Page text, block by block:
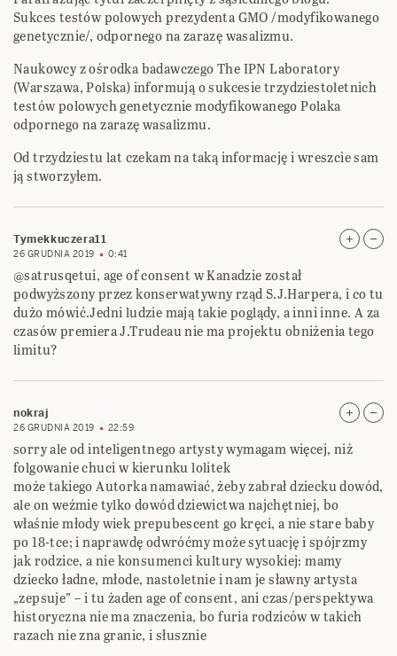
Sukces testów polowych prezydenta GMO /modyfikowanego
genetycznie/, odpornego na zarazę wasalizmu.
Naukowcy z ośrodka badawczego The IPN Laboratory
(Warszawa, Polska) informują o sukcesie trzydziestoletnich
testów polowych genetycznie modyfikowanego Polaka
odpornego na zarazę wasalizmu.
Od trzydziestu lat czekam na taką informację i wreszcie sam
ją stworzyłem.
Tymekkuczera11
26 GRUDNIA 2019 0:41
@satrusqetui, age of consent w Kanadzie został
podwyższony przez konserwatywny rząd S.J.Harpera, i co tu
dużo mówić.Jedni ludzie mają takie poglądy, a inni inne. A za
czasów premiera J.Trudeau nie ma projektu obniżenia tego
limitu?
nokraj
26 GRUDNIA 2019 22:59
sorry ale od inteligentnego artysty wymagam więcej, niż
folgowanie chuci w kierunku lolitek
może takiego Autorka namawiać, żeby zabrał dziecku dowód,
ale on weźmie tylko dowód dziewictwa najchętniej, bo
właśnie młody wiek prepubescent go kręci, a nie stare baby
po 18-tce; i naprawdę odwróćmy może sytuację i spójrzmy
jak rodzice, a nie konsumenci kultury wysokiej: mamy
dziecko ładne, młode, nastoletnie i nam je sławny artysta
„zepsuje” – i tu żaden age of consent, ani czas/perspektywa
historyczna nie ma znaczenia, bo furia rodziców w takich
razach nie zna granic, i słusznie